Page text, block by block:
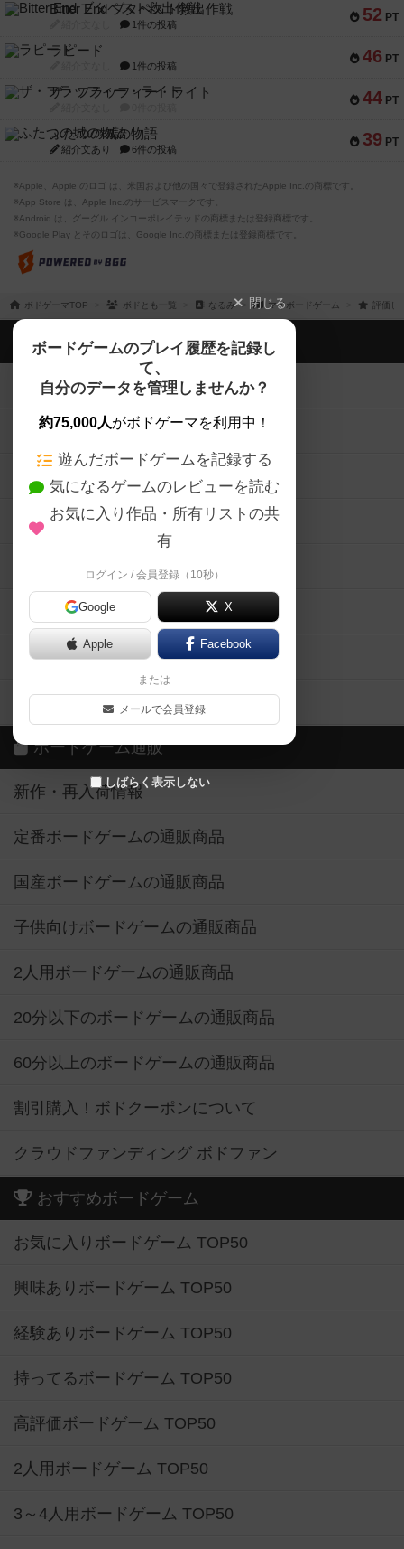
52 PT
Bitter End ブタペスト救出作戦
1件の投稿
46 PT
ラピード
1件の投稿
44 PT
ザ・フラッフィー・ライト
39 PT
ふたつの城の物語
紹介文あり 6件の投稿
※Apple、Apple のロゴ は、米国および他の国々で登録されたApple Inc.の商標です。
※App Store は、Apple Inc.のサービスマークです。
※Android は、グーグル インコーポレイテッドの商標または登録商標です。
※Google Play とそのロゴは、Google Inc.の商標または登録商標です。
ボドゲーマTOP ボドとも一覧 なるみ マイボードゲーム 評価し
閉じる
ボードゲームのプレイ履歴を記録し
て、
自分のデータを管理しませんか？
約75,000人がボドゲーマを利用中！
遊んだボードゲームを記録する
気になるゲームのレビューを読む
お気に入り作品・所有リストの共
有
ログイン / 会員登録（10秒）
Google X
Apple Facebook
または
メールで会員登録
しばらく表示しない
ボドゲーマTOP
ボードゲームを検索する
ボードゲームの新着レビュー
ボードゲーム会情報
メカニクス特集
掲示板・トピックス
ボドとも・会員一覧
ボードゲーム業界コラム
ボドゲーマご利用案内
ボードゲーム通販
新作・再入荷情報
定番ボードゲームの通販商品
国産ボードゲームの通販商品
子供向けボードゲームの通販商品
2人用ボードゲームの通販商品
20分以下のボードゲームの通販商品
60分以上のボードゲームの通販商品
割引購入！ボドクーポンについて
クラウドファンディング ボドファン
おすすめボードゲーム
お気に入りボードゲーム TOP50
興味ありボードゲーム TOP50
経験ありボードゲーム TOP50
持ってるボードゲーム TOP50
高評価ボードゲーム TOP50
2人用ボードゲーム TOP50
3～4人用ボードゲーム TOP50